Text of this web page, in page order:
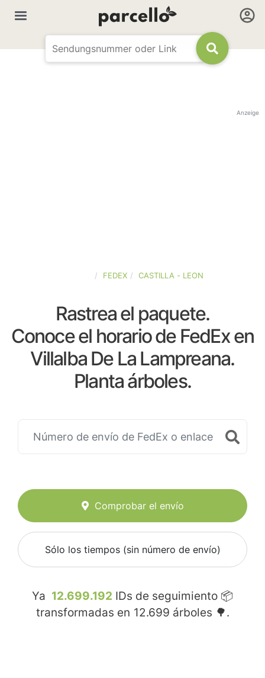
Anzeige
FEDEX CASTILLA - LEON
Rastrea el paquete.
Conoce el horario de FedEx en
Villalba De La Lampreana.
Planta árboles.
Comprobar el envío
Sólo los tiempos (sin número de envío)
Ya 12.699.192 IDs de seguimiento 📦
transformadas en 12.699 árboles 🌳.